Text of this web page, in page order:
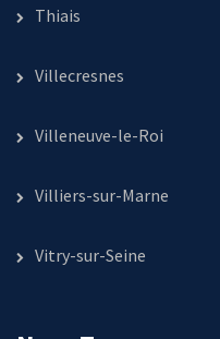
Thiais
Villecresnes
Villeneuve-le-Roi
Villiers-sur-Marne
Vitry-sur-Seine